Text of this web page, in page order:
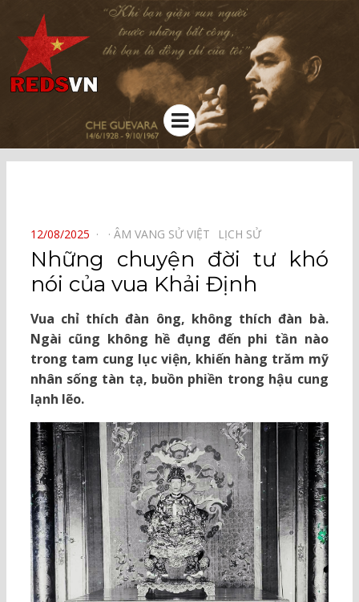
Kênh chia sẻ tri thức cộng đồng
Menu
POSTED
ON
12/08/2025 ÂM VANG SỬ VIỆT⠀ LỊCH SỬ⠀
Những chuyện đời tư khó
nói của vua Khải Định
Vua chỉ thích đàn ông, không thích đàn bà.
Ngài cũng không hề đụng đến phi tần nào
trong tam cung lục viện, khiến hàng trăm mỹ
nhân sống tàn tạ, buồn phiền trong hậu cung
lạnh lẽo.